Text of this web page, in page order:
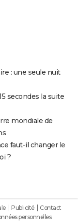
: une seule nuit
secondes la suite
mondiale de
faut-il changer le
?
Publicité
Contact
personnelles